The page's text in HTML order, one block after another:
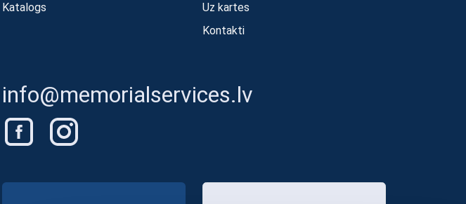
Katalogs
Uz kartes
Kontakti
info@memorialservices.lv